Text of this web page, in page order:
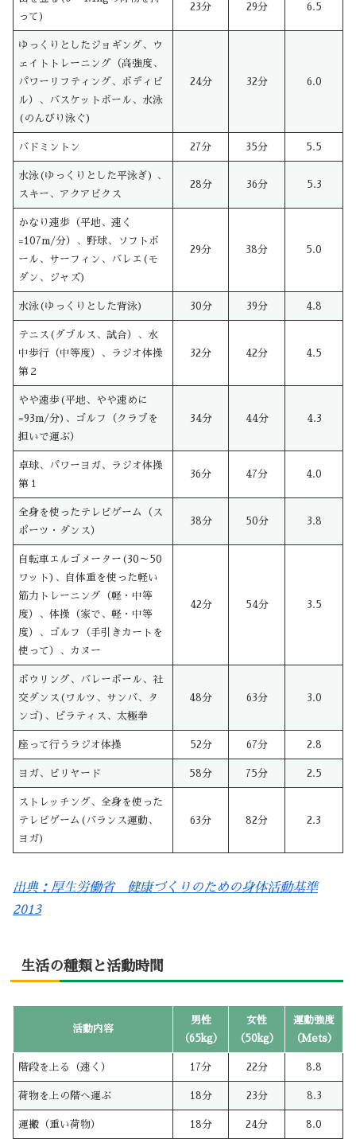
って)
23分 29分 6.5
ゆっくりとしたジョギング、ウ
ェイトトレーニング（高強度、
パワーリフティング、ボディビ
ル）、バスケットボール、水泳
(のんびり泳ぐ)
24分 32分 6.0
バドミントン 27分 35分 5.5
水泳(ゆっくりとした平泳ぎ) 、
スキー、アクアビクス
28分 36分 5.3
かなり速歩（平地、速く
=107m/分）、野球、ソフトボ
ール、サーフィン、バレエ(モ
ダン、ジャズ)
29分 38分 5.0
水泳(ゆっくりとした背泳) 30分 39分 4.8
テニス(ダブルス、試合）、水
中歩行（中等度）、ラジオ体操
第２
32分 42分 4.5
やや速歩(平地、やや速めに
=93m/分)、ゴルフ（クラブを
担いで運ぶ）
34分 44分 4.3
卓球、パワーヨガ、ラジオ体操
第１
36分 47分 4.0
全身を使ったテレビゲーム（ス
ポーツ・ダンス）
38分 50分 3.8
自転車エルゴメーター(30～50
ワット)、自体重を使った軽い
筋力トレーニング（軽・中等
度）、体操（家で、軽・中等
度）、ゴルフ（手引きカートを
使って）、カヌー
42分 54分 3.5
ボウリング、バレーボール、社
交ダンス(ワルツ、サンバ、タ
ンゴ)、ピラティス、太極拳
48分 63分 3.0
座って行うラジオ体操 52分 67分 2.8
ヨガ、ビリヤード 58分 75分 2.5
ストレッチング、全身を使った
テレビゲーム(バランス運動、
ヨガ)
63分 82分 2.3
出典：厚生労働省 健康づくりのための身体活動基準
2013
生活の種類と活動時間
活動内容
男性
（65kg）
女性
（50kg）
運動強度
（Mets）
階段を上る（速く） 17分 22分 8.8
荷物を上の階へ運ぶ 18分 23分 8.3
運搬（重い荷物） 18分 24分 8.0